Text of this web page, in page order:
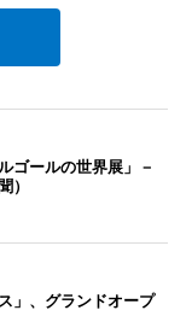
ゴールの世界展」－
）
」、グランドオープ